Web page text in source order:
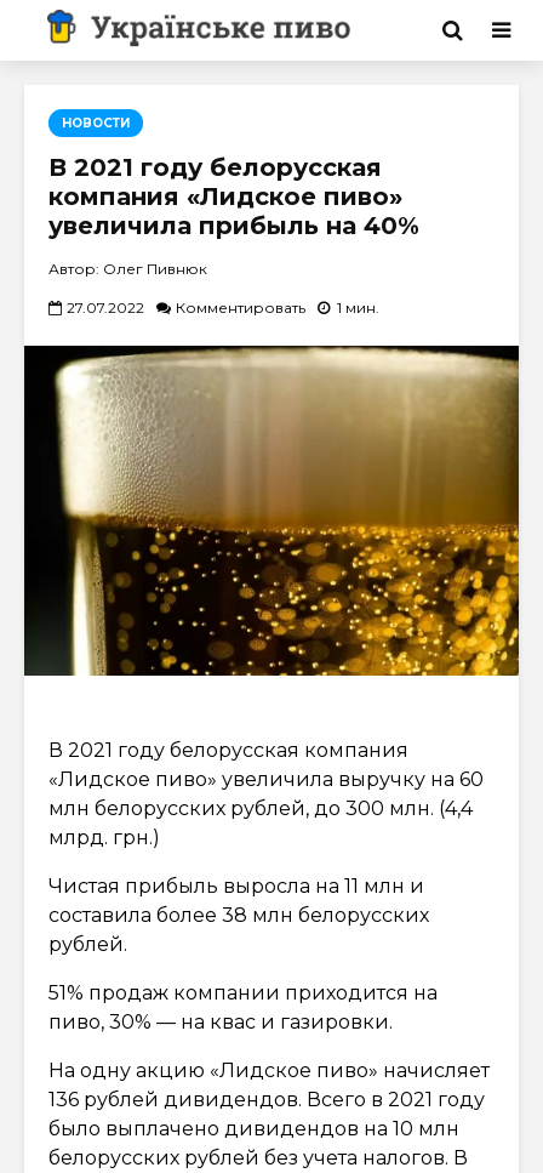
НОВОСТИ
В 2021 году белорусская
компания «Лидское пиво»
увеличила прибыль на 40%
Автор: Олег Пивнюк
27.07.2022 Комментировать 1 мин.
В 2021 году белорусская компания
«Лидское пиво» увеличила выручку на 60
млн белорусских рублей, до 300 млн. (4,4
млрд. грн.)
Чистая прибыль выросла на 11 млн и
составила более 38 млн белорусских
рублей.
51% продаж компании приходится на
пиво, 30% — на квас и газировки.
На одну акцию «Лидское пиво» начисляет
136 рублей дивидендов. Всего в 2021 году
было выплачено дивидендов на 10 млн
белорусских рублей без учета налогов. В